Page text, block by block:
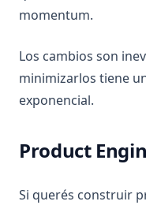
momentum.
Los cambios son
minimizarlos tiene
exponencial.
Product
Si querés construir